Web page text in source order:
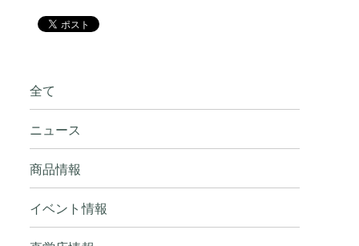
全て
ニュース
商品情報
イベント情報